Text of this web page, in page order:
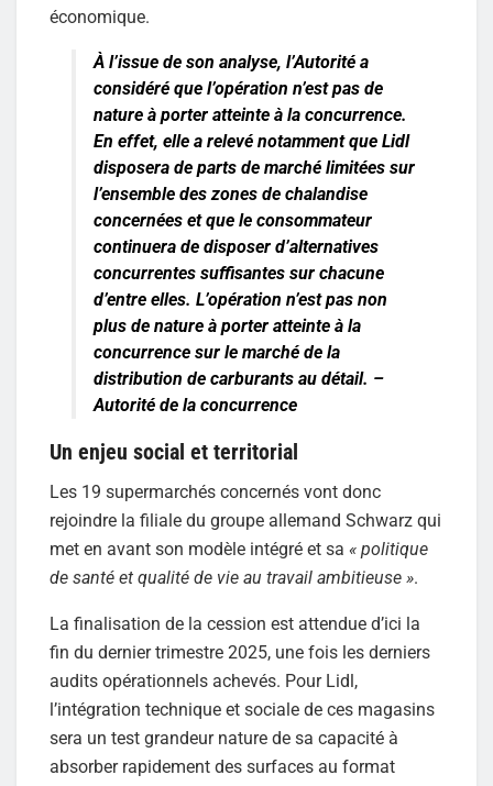
économique.
À l’issue de son analyse, l’Autorité a
considéré que l’opération n’est pas de
nature à porter atteinte à la concurrence.
En effet, elle a relevé notamment que Lidl
disposera de parts de marché limitées sur
l’ensemble des zones de chalandise
concernées et que le consommateur
continuera de disposer d’alternatives
concurrentes suffisantes sur chacune
d’entre elles. L’opération n’est pas non
plus de nature à porter atteinte à la
concurrence sur le marché de la
distribution de carburants au détail. –
Autorité de la concurrence
Un enjeu social et territorial
Les 19 supermarchés concernés vont donc
rejoindre la filiale du groupe allemand Schwarz qui
met en avant son modèle intégré et sa « politique
de santé et qualité de vie au travail ambitieuse ».
La finalisation de la cession est attendue d’ici la
fin du dernier trimestre 2025, une fois les derniers
audits opérationnels achevés. Pour Lidl,
l’intégration technique et sociale de ces magasins
sera un test grandeur nature de sa capacité à
absorber rapidement des surfaces au format